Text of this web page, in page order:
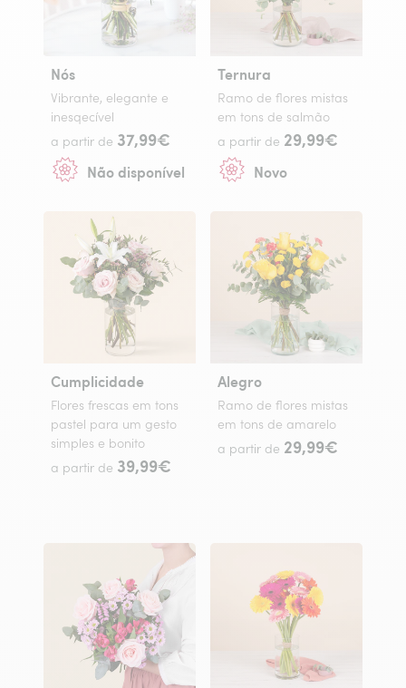
Nós
Vibrante, elegante e
inesqecível
a partir de 37,99€
Não disponível
Ternura
Ramo de flores mistas
em tons de salmão
a partir de 29,99€
Novo
Cumplicidade
Flores frescas em tons
pastel para um gesto
simples e bonito
a partir de 39,99€
Alegro
Ramo de flores mistas
em tons de amarelo
a partir de 29,99€